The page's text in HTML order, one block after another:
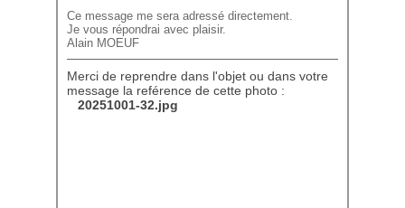
Ce message me sera adressé directement.
Je vous répondrai avec plaisir.
Alain MOEUF
Merci de reprendre dans l'objet ou dans votre
message la reférence de cette photo :
20251001-32.jpg